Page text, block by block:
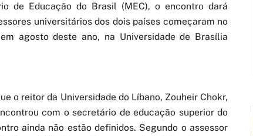
de Educação do Brasil (MEC), o encontro dará
universitários dos dois países começaram no
agosto deste ano, na Universidade de Brasília
o reitor da Universidade do Líbano, Zouheir Chokr,
com o secretário de educação superior do
ainda não estão definidos. Segundo o assessor